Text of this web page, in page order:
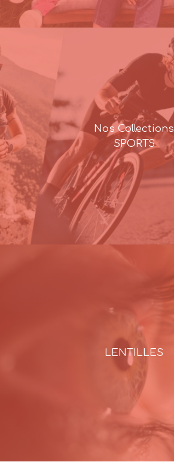
Nos Collections
SPORTS
LENTILLES